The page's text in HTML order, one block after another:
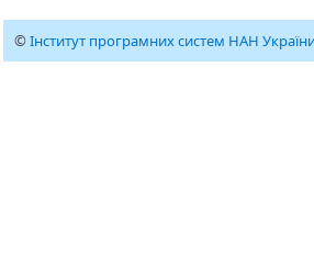
©Інститут програмних систем НАН